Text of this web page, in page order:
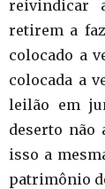
reivindicar
retirem a
colocado a
colocada a
leilão em
deserto não
isso a
patrimônio